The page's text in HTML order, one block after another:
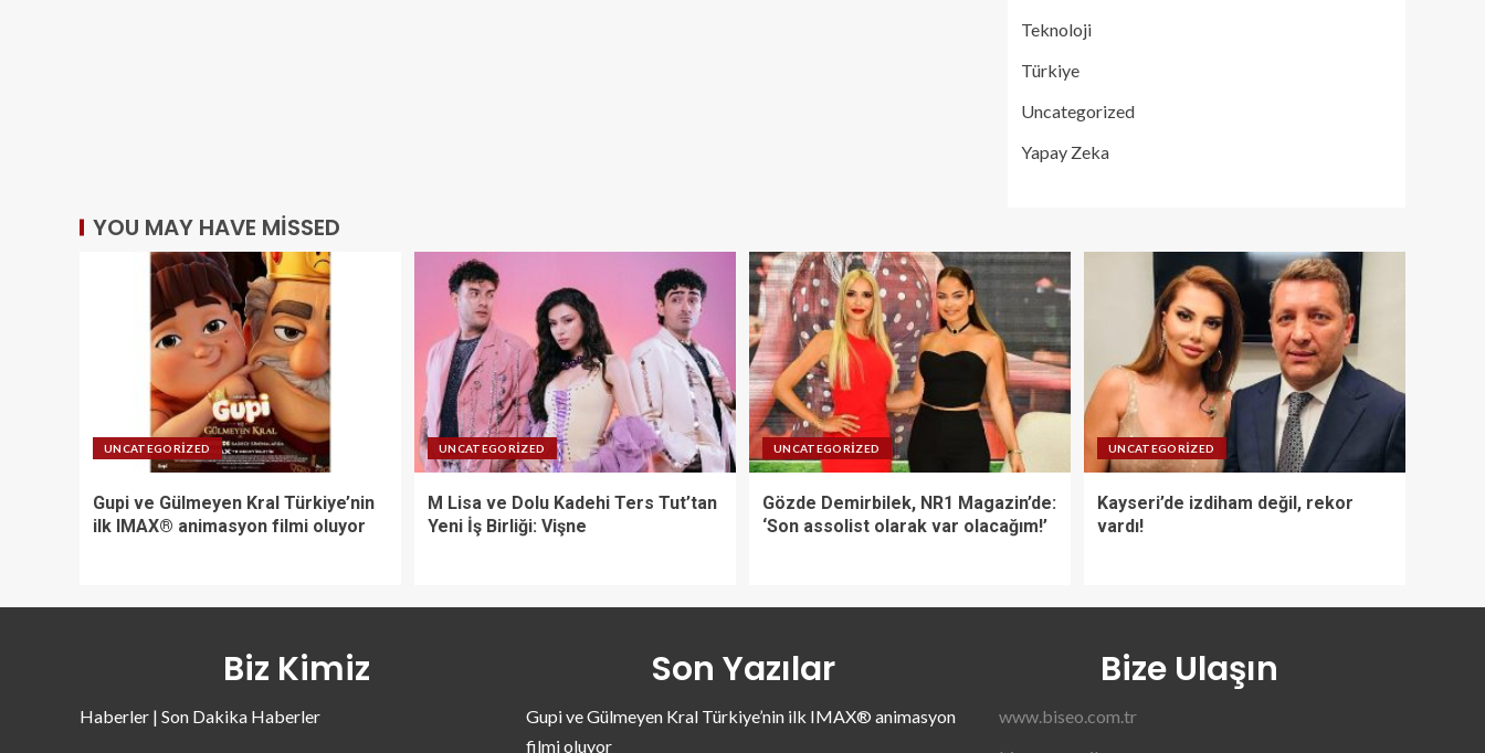
Teknoloji
Türkiye
Uncategorized
Yapay Zeka
YOU MAY HAVE MISSED
UNCATEGORIZED
Gupi ve Gülmeyen Kral Türkiye’nin
ilk IMAX® animasyon filmi oluyor
UNCATEGORIZED
M Lisa ve Dolu Kadehi Ters Tut’tan
Yeni İş Birliği: Vişne
UNCATEGORIZED
Gözde Demirbilek, NR1 Magazin’de:
‘Son assolist olarak var olacağım!’
UNCATEGORIZED
Kayseri’de izdiham değil, rekor
vardı!
Biz Kimiz
Haberler | Son Dakika Haberler
Son Yazılar
Gupi ve Gülmeyen Kral Türkiye’nin ilk IMAX® animasyon
filmi oluyor
Bize Ulaşın
www.biseo.com.tr